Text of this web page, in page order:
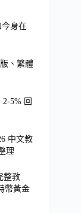
身在
、繁體
5% 回
中文教
理
整教
幣黃金